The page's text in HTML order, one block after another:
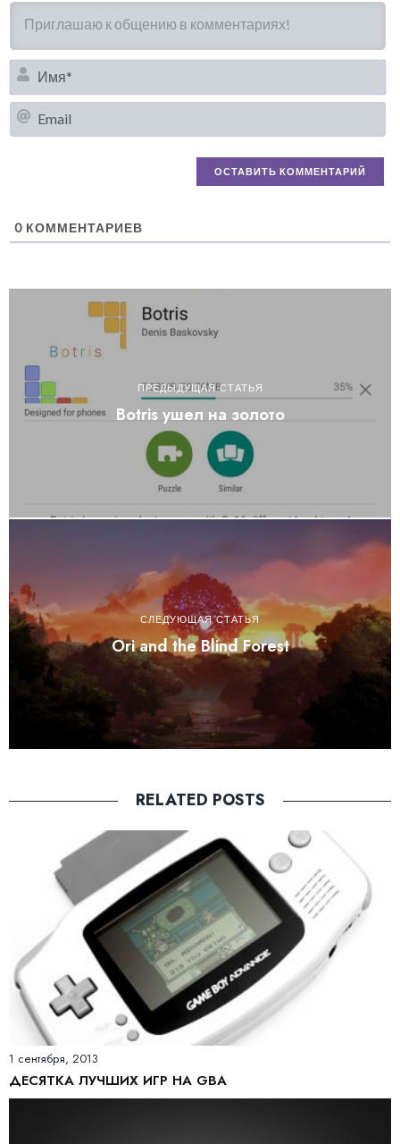
0 КОММЕНТАРИЕВ
ПРЕДЫДУЩАЯ СТАТЬЯ
Botris ушел на золото
СЛЕДУЮЩАЯ СТАТЬЯ
Ori and the Blind Forest
RELATED POSTS
1 сентября, 2013
ДЕСЯТКА ЛУЧШИХ ИГР НА GBA